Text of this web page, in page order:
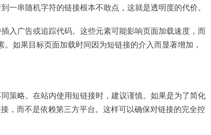
一串随机字符的链接根本不敢点，这就是透明度的代价。
入广告或追踪代码。这些元素可能影响页面加载速度，而
如果目标页面加载时间因为短链接的介入而显著增加，
策略。在站内使用短链接时，建议谨慎。如果是为了简化
，而不是依赖第三方平台。这样可以确保对链接的完全控